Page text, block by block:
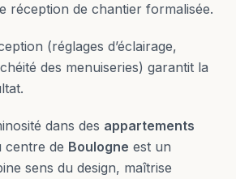
réception de chantier formalisée.
(réglages d’éclairage,
des menuiseries) garantit la
dans des appartements
centre de Boulogne est un
sens du design, maîtrise